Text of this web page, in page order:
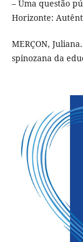
– Uma questão
Horizonte:
MERÇON,
spinozana da